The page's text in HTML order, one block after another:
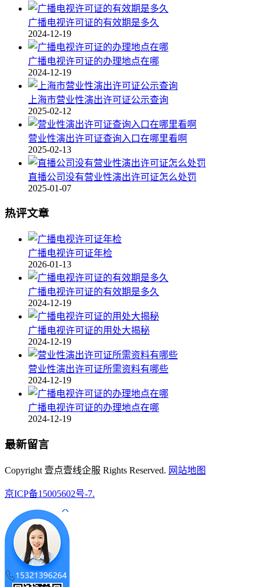
广播电视许可证的有效期是多久
2024-12-19
广播电视许可证的办理地点在哪
2024-12-19
上海市营业性演出许可证公示查询
2025-02-12
营业性演出许可证查询入口在哪里看啊
2025-02-13
直播公司没有营业性演出许可证怎么处罚
2025-01-07
热评文章
广播电视许可证年检
2026-01-13
广播电视许可证的有效期是多久
2024-12-19
广播电视许可证的用处大揭秘
2024-12-19
营业性演出许可证所需资料有哪些
2024-12-19
广播电视许可证的办理地点在哪
2024-12-19
最新留言
Copyright 壹点壹线企服 Rights Reserved. 网站地图
京ICP备15005602号-7.